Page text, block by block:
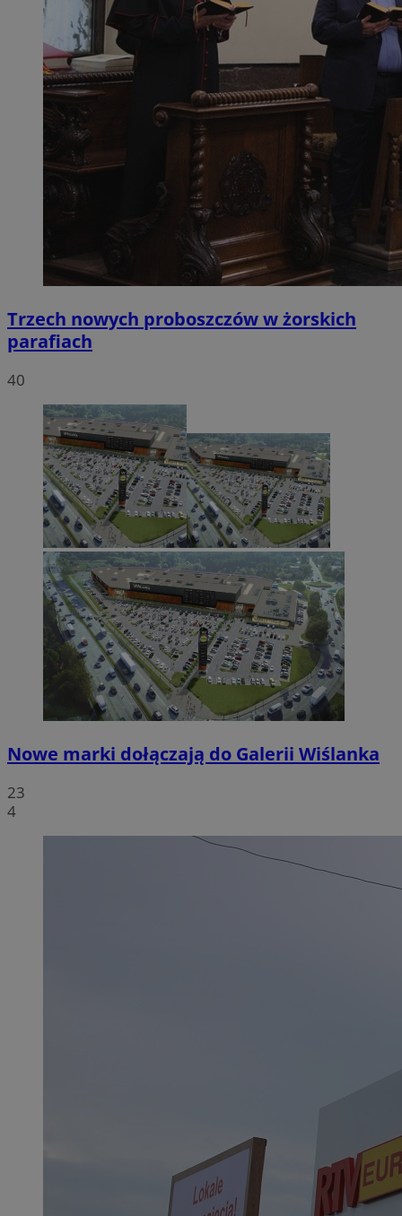
Trzech nowych proboszczów w żorskich
parafiach
40
Nowe marki dołączają do Galerii Wiślanka
23
4